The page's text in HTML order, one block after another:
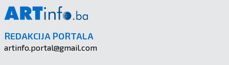
REDAKCIJA PORTALA
artinfo.portal@gmail.com